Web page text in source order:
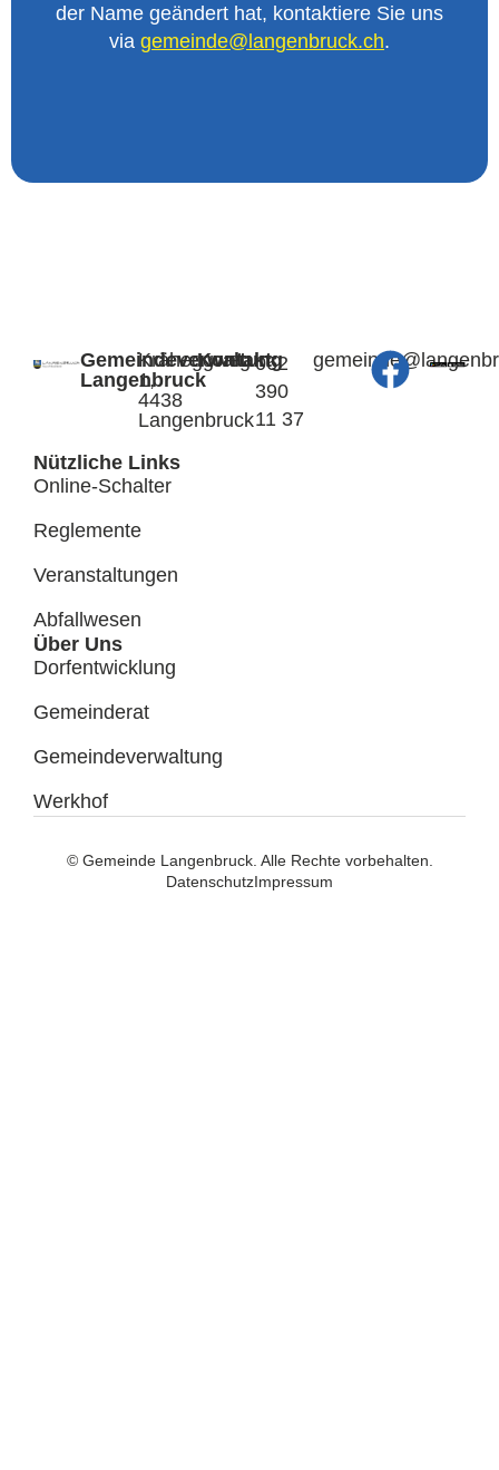
der Name geändert hat, kontaktiere Sie uns
via
hc.kcurbnegnal
@edniemeg .
Gemeindeverwaltung
Langenbruck
Kräheggweg
1,
4438
Langenbruck
Kontakt:
062
390
11 37
@edniemeg
Nützliche Links
Online-Schalter
Reglemente
Veranstaltungen
Abfallwesen
Über Uns
Dorfentwicklung
Gemeinderat
Gemeindeverwaltung
Werkhof
© Gemeinde Langenbruck. Alle Rechte vorbehalten.
DatenschutzImpressum